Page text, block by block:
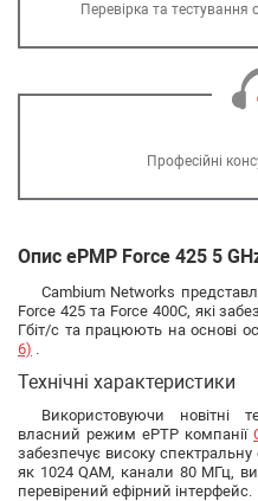
Перевірка та
Професійні
Опис ePMP Force 425 5
Cambium Networks
Force 425 та Force 400C, які
Гбіт/с та працюють на основі
6) .
Технічні характеристики
Використовуючи новітні
власний режим ePTP компанії
забезпечує високу
як 1024 QAM, канали 80 МГц,
перевірений ефірний інтерфейс.